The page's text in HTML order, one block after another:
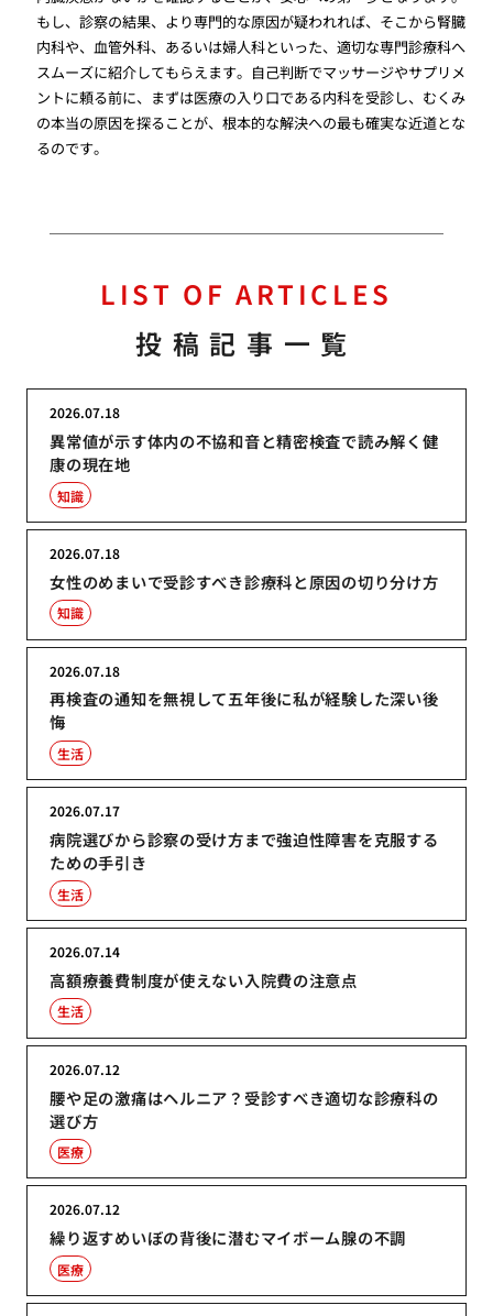
もし、診察の結果、より専門的な原因が疑われれば、そこから腎臓
内科や、血管外科、あるいは婦人科といった、適切な専門診療科へ
スムーズに紹介してもらえます。自己判断でマッサージやサプリメ
ントに頼る前に、まずは医療の入り口である内科を受診し、むくみ
の本当の原因を探ることが、根本的な解決への最も確実な近道とな
るのです。
LIST OF ARTICLES
投稿記事一覧
異常値が示す体内の不協和音と精密検査で読み解く健
康の現在地
2026.07.18
知識
女性のめまいで受診すべき診療科と原因の切り分け方
2026.07.18
知識
再検査の通知を無視して五年後に私が経験した深い後
悔
2026.07.18
生活
病院選びから診察の受け方まで強迫性障害を克服する
ための手引き
2026.07.17
生活
高額療養費制度が使えない入院費の注意点
2026.07.14
生活
腰や足の激痛はヘルニア？受診すべき適切な診療科の
選び方
2026.07.12
医療
繰り返すめいぼの背後に潜むマイボーム腺の不調
2026.07.12
医療